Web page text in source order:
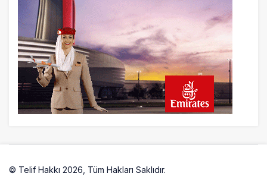
© Telif Hakkı 2026, Tüm Hakları Saklıdır.